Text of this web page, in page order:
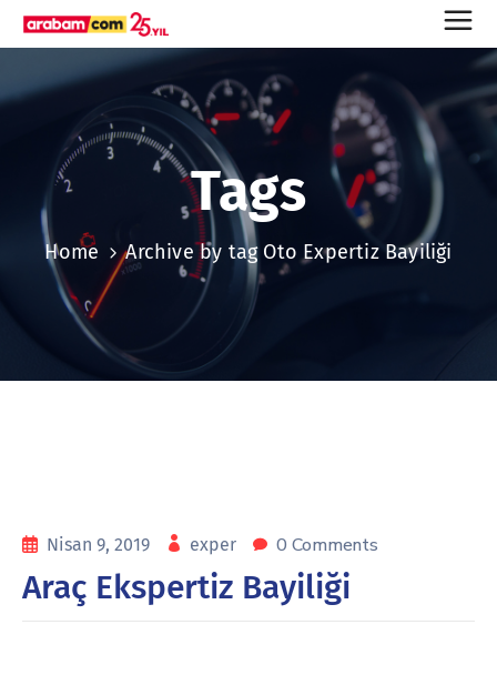
Tags
Home Archive by tag Oto Expertiz Bayiliği
Nisan 9, 2019 exper 0 Comments
Araç Ekspertiz Bayiliği